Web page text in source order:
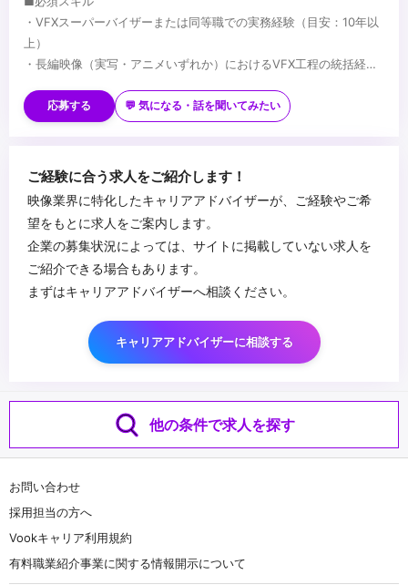
・VFXスーパーバイザーまたは同等職での実務経験（目安：10年以
上）
・長編映像（実写・アニメいずれか）におけるVFX工程の統括経験
・国内外プロダクションとの協業経験
・Houdini／Nuke 等、主要VFXツールの深い知識
・実写・アニメ双方のVFX経験
■求める人物像
る方
・パイプライン設計・チームビルディングを自ら主導できる方
・技術的バックグラウンドとマネジメント力を併せ持つ方
・AIの活用に前向きな方
...
応募する 💬 気になる・話を聞いてみたい
ご経験に合う求人をご紹介します！
映像業界に特化したキャリアアドバイザーが、ご経験やご希
望をもとに求人をご案内します。
企業の募集状況によっては、サイトに掲載していない求人を
ご紹介できる場合もあります。
まずはキャリアアドバイザーへ相談ください。
キャリアアドバイザーに相談する
他の条件で求人を探す
お問い合わせ
採用担当の方へ
Vookキャリア利用規約
有料職業紹介事業に関する情報開示について